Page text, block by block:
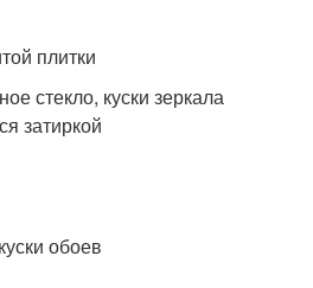
плитки
стекло, куски зеркала
затиркой
обоев